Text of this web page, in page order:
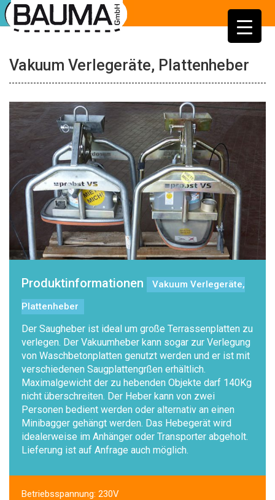
Vakuum Verlegeräte, Plattenheber
Produktinformationen
Vakuum Verlegeräte,
Plattenheber
Der Saugheber ist ideal um große Terrassenplatten zu
verlegen. Der Vakuumheber kann sogar zur Verlegung
von Waschbetonplatten genutzt werden und er ist mit
verschiedenen Saugplattengrßen erhältlich.
Maximalgewicht der zu hebenden Objekte darf 140Kg
nicht überschreiten. Der Heber kann von zwei
Personen bedient werden oder alternativ an einen
Minibagger gehängt werden. Das Hebegerät wird
idealerweise im Anhänger oder Transporter abgeholt.
Lieferung ist auf Anfrage auch möglich.
Betriebsspannung: 230V